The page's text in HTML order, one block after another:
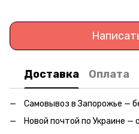
Доставка Оплата
Самовывоз в Запорожье —
Новой почтой по Украине —